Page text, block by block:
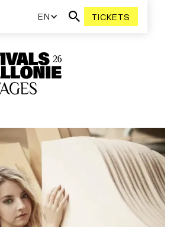
EN TICKETS